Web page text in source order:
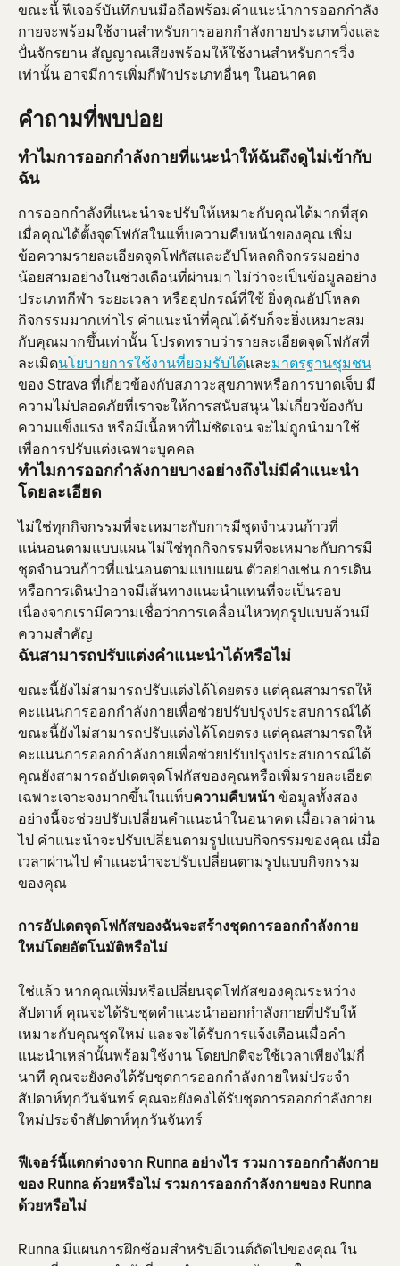
ขณะนี้ ฟีเจอร์บันทึกบนมือถือพร้อมคำแนะนำการออกกำลัง
กายจะพร้อมใช้งานสำหรับการออกกำลังกายประเภทวิ่งและ
ปั่นจักรยาน สัญญาณเสียงพร้อมให้ใช้งานสำหรับการวิ่ง
เท่านั้น อาจมีการเพิ่มกีฬาประเภทอื่นๆ ในอนาคต
คำถามที่พบบ่อย
ทำไมการออกกำลังกายที่แนะนำให้ฉันถึงดูไม่เข้ากับ
ฉัน
การออกกำลังที่แนะนำจะปรับให้เหมาะกับคุณได้มากที่สุด
เมื่อคุณได้ตั้งจุดโฟกัสในแท็บความคืบหน้าของคุณ เพิ่ม
ข้อความรายละเอียดจุดโฟกัสและอัปโหลดกิจกรรมอย่าง
น้อยสามอย่างในช่วงเดือนที่ผ่านมา ไม่ว่าจะเป็นข้อมูลอย่าง
ประเภทกีฬา ระยะเวลา หรืออุปกรณ์ที่ใช้ ยิ่งคุณอัปโหลด
กิจกรรมมากเท่าไร คำแนะนำที่คุณได้รับก็จะยิ่งเหมาะสม
กับคุณมากขึ้นเท่านั้น โปรดทราบว่ารายละเอียดจุดโฟกัสที่
ละเมิดนโยบายการใช้งานที่ยอมรับได้และมาตรฐานชุมชน
ของ Strava ที่เกี่ยวข้องกับสภาวะสุขภาพหรือการบาดเจ็บ มี
ความไม่ปลอดภัยที่เราจะให้การสนับสนุน ไม่เกี่ยวข้องกับ
ความแข็งแรง หรือมีเนื้อหาที่ไม่ชัดเจน จะไม่ถูกนำมาใช้
เพื่อการปรับแต่งเฉพาะบุคคล
ทำไมการออกกำลังกายบางอย่างถึงไม่มีคำแนะนำ
โดยละเอียด
ไม่ใช่ทุกกิจกรรมที่จะเหมาะกับการมีชุดจำนวนก้าวที่
แน่นอนตามแบบแผน ไม่ใช่ทุกกิจกรรมที่จะเหมาะกับการมี
ชุดจำนวนก้าวที่แน่นอนตามแบบแผน ตัวอย่างเช่น การเดิน
หรือการเดินป่าอาจมีเส้นทางแนะนำแทนที่จะเป็นรอบ
เนื่องจากเรามีความเชื่อว่าการเคลื่อนไหวทุกรูปแบบล้วนมี
ความสำคัญ
ฉันสามารถปรับแต่งคำแนะนำได้หรือไม่
ขณะนี้ยังไม่สามารถปรับแต่งได้โดยตรง แต่คุณสามารถให้
คะแนนการออกกำลังกายเพื่อช่วยปรับปรุงประสบการณ์ได้
ขณะนี้ยังไม่สามารถปรับแต่งได้โดยตรง แต่คุณสามารถให้
คะแนนการออกกำลังกายเพื่อช่วยปรับปรุงประสบการณ์ได้
คุณยังสามารถอัปเดตจุดโฟกัสของคุณหรือเพิ่มรายละเอียด
เฉพาะเจาะจงมากขึ้นในแท็บความคืบหน้า ข้อมูลทั้งสอง
อย่างนี้จะช่วยปรับเปลี่ยนคำแนะนำในอนาคต เมื่อเวลาผ่าน
ไป คำแนะนำจะปรับเปลี่ยนตามรูปแบบกิจกรรมของคุณ เมื่อ
เวลาผ่านไป คำแนะนำจะปรับเปลี่ยนตามรูปแบบกิจกรรม
ของคุณ
การอัปเดตจุดโฟกัสของฉันจะสร้างชุดการออกกำลังกาย
ใหม่โดยอัตโนมัติหรือไม่
ใช่แล้ว หากคุณเพิ่มหรือเปลี่ยนจุดโฟกัสของคุณระหว่าง
สัปดาห์ คุณจะได้รับชุดคำแนะนำออกกำลังกายที่ปรับให้
เหมาะกับคุณชุดใหม่ และจะได้รับการแจ้งเตือนเมื่อคำ
แนะนำเหล่านั้นพร้อมใช้งาน โดยปกติจะใช้เวลาเพียงไม่กี่
นาที คุณจะยังคงได้รับชุดการออกกำลังกายใหม่ประจำ
สัปดาห์ทุกวันจันทร์ คุณจะยังคงได้รับชุดการออกกำลังกาย
ใหม่ประจำสัปดาห์ทุกวันจันทร์
ฟีเจอร์นี้แตกต่างจาก Runna อย่างไร รวมการออกกำลังกาย
ของ Runna ด้วยหรือไม่ รวมการออกกำลังกายของ Runna
ด้วยหรือไม่
Runna มีแผนการฝึกซ้อมสำหรับอีเวนต์ถัดไปของคุณ ใน